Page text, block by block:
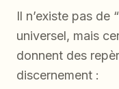
Il n’existe pas de
universel, mais
donnent des
discernement :